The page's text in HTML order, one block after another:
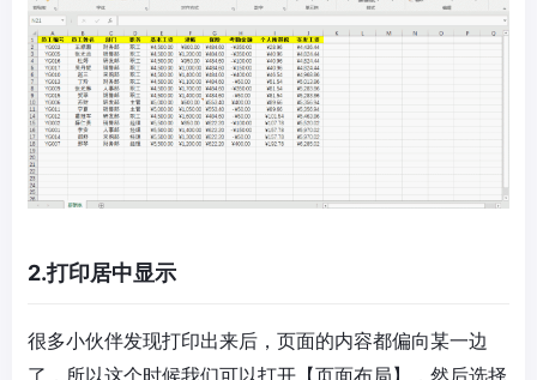
2.打印居中显示
很多小伙伴发现打印出来后，页面的内容都偏向某一边